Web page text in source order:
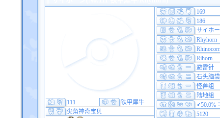
169
186
サイホ
Rhyhorn
Rihorn
避雷针
石头脑袋
怪兽组
陆地组
5120
111
铁甲犀牛
尖角神奇宝贝